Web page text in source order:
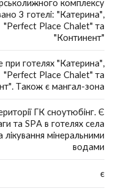
комплексу
3 готелі: "Катерина",
"Perfect Place Chalet" та
"Континент"
при готелях "Катерина",
"Perfect Place Chalet" та
Також є мангал-зона
ГК сноутюбінг. Є
та SPA в готелях села
лікування мінеральними
водами
є